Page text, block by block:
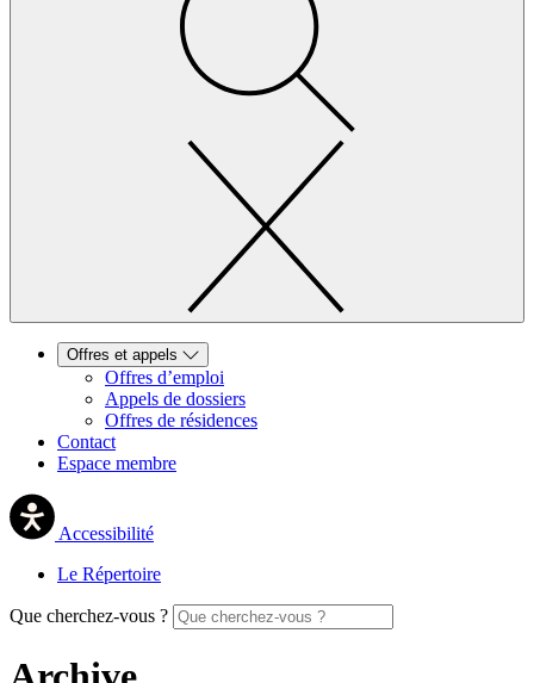
Offres et appels
Offres d’emploi
Appels de dossiers
Offres de résidences
Contact
Espace membre
Accessibilité
Le Répertoire
Que cherchez-vous ?